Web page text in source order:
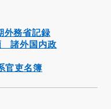
外務省記録
諸外国内政
官吏名簿